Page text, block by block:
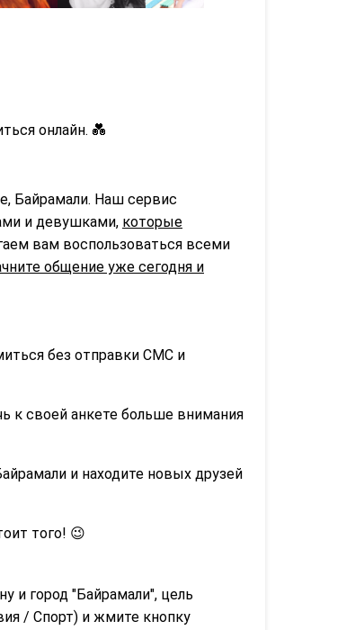
онлайн. 💑
Байрамали. Наш сервис
и девушками, которые
вам воспользоваться всеми
общение уже сегодня и
без отправки СМС и
к своей анкете больше внимания
и находите новых друзей
того! 😉
и город "Байрамали", цель
/ Спорт) и жмите кнопку